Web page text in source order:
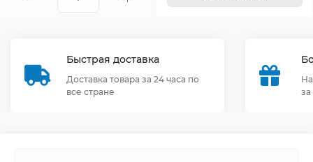
Быстрая доставка
Доставка товара за 24 часа по
все стране